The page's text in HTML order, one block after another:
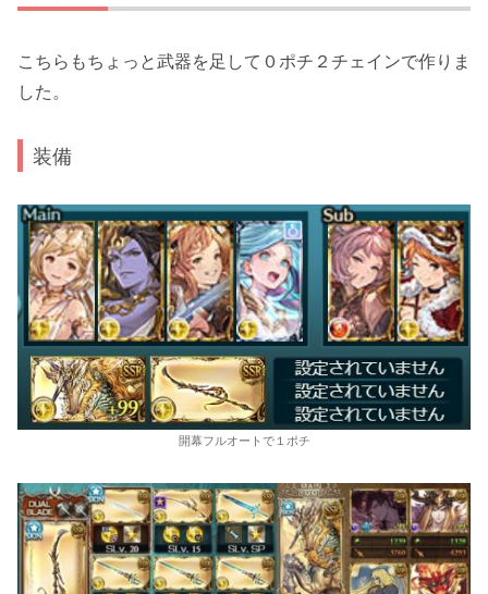
こちらもちょっと武器を足して０ポチ２チェインで作りま
した。
装備
開幕フルオートで１ポチ